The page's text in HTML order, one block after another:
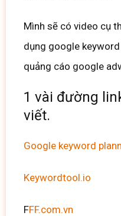
Mình sẽ có video cụ
dụng google
quảng cáo google
1 vài đường
viết.
Google keyword
Keywordtool.io
FFF.com.vn